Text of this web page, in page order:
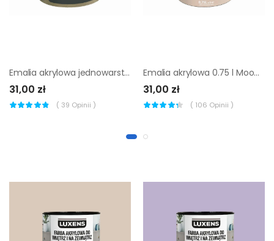
Emalia akrylowa jednowarstowa 0.5 l Celadon 4 Matowa Luxens
31,00 zł
( 39 Opinii )
Emalia akrylowa 0.75 l Moon 3 Satynowa
31,00 zł
( 106 Opinii )